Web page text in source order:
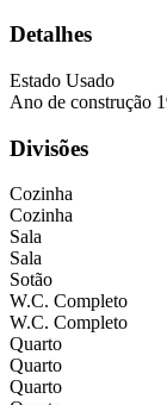
Detalhes
Estado Usado
Ano de construção
Divisões
Cozinha
Cozinha
Sala
Sala
Sotão
W.C. Completo
W.C. Completo
Quarto
Quarto
Quarto